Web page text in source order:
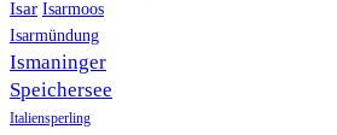
Isar Isarmoos
Isarmündung
Ismaninger
Speichersee
Italiensperling